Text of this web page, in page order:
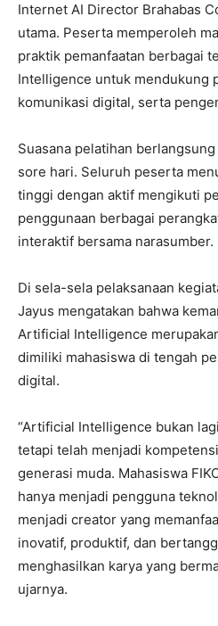
Internet AI Director Brahabas
utama. Peserta memperoleh
praktik pemanfaatan berbagai
Intelligence untuk mendukung
komunikasi digital, serta
Suasana pelatihan
sore hari. Seluruh peserta
tinggi dengan aktif mengikuti
penggunaan berbagai
interaktif bersama narasumber.
Di sela-sela pelaksanaan
Jayus mengatakan bahwa
Artificial Intelligence
dimiliki mahasiswa di tengah
digital.
“Artificial Intelligence bukan
tetapi telah menjadi
generasi muda. Mahasiswa
hanya menjadi pengguna
menjadi creator yang
inovatif, produktif, dan
menghasilkan karya yang
ujarnya.